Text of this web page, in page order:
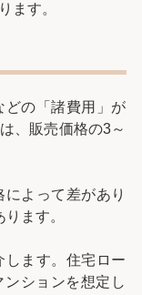
ます。
どの「諸費用」が
、販売価格の3～
よって差があり
ます。
します。住宅ロー
ションを想定し